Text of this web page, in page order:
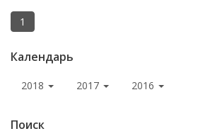
1
Календарь
2018 2017 2016
Поиск